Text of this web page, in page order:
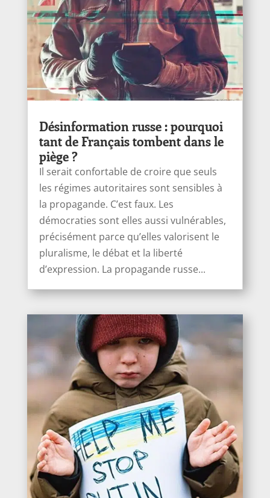
Désinformation russe : pourquoi
tant de Français tombent dans le
piège ?
Il serait confortable de croire que seuls
les régimes autoritaires sont sensibles à
la propagande. C’est faux. Les
démocraties sont elles aussi vulnérables,
précisément parce qu’elles valorisent le
pluralisme, le débat et la liberté
d’expression. La propagande russe...